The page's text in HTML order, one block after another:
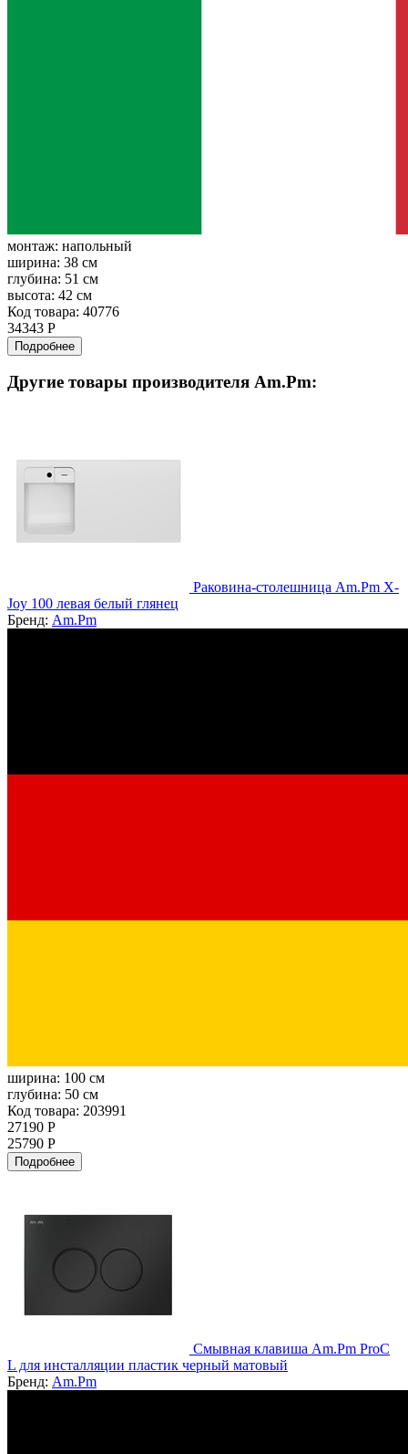
монтаж: напольный
ширина: 38 см
глубина: 51 см
высота: 42 см
Код товара: 40776
34343 Р
Подробнее
Другие товары производителя Am.Pm:
Раковина-столешница Am.Pm X-
Joy 100 левая белый глянец
Бренд: Am.Pm
ширина: 100 см
глубина: 50 см
Код товара: 203991
27190 Р
25790 Р
Подробнее
Смывная клавиша Am.Pm ProC
L для инсталляции пластик черный матовый
Бренд: Am.Pm